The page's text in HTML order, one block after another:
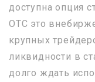
доступна опция
OTC это
крупных
ликвидности в
долго ждать